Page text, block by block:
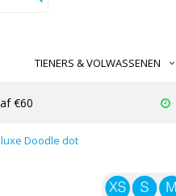
TIENERS & VOLWASSENEN
€60
Doodle dot